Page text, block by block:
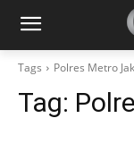
Tags Polres Metro
Tag: